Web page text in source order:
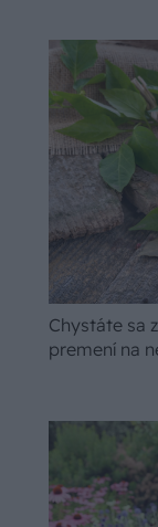
Chystáte sa
premení na